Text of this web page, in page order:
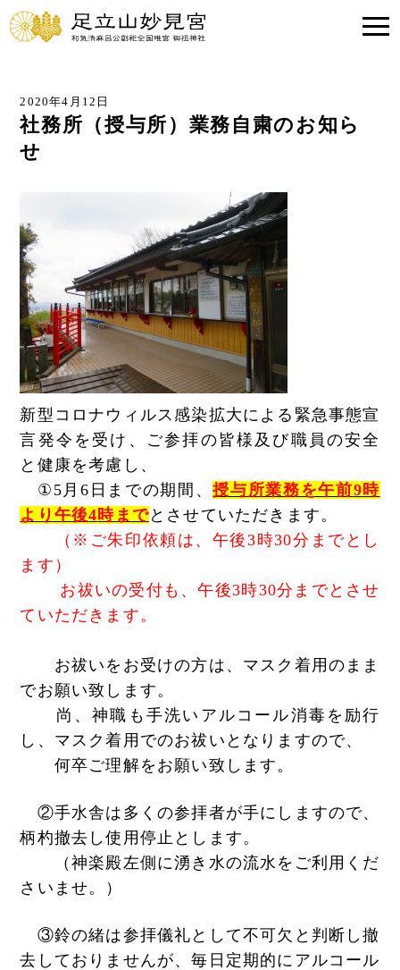
2020年4月12日
社務所（授与所）業務自粛のお知ら
せ
新型コロナウィルス感染拡大による緊急事態宣
言発令を受け、ご参拝の皆様及び職員の安全
と健康を考慮し、
①5 月6 日までの期間、授与所業務を午前9時
より午後4時までとさせていただきます。
（※ご朱印依頼は、午後3時30分までとし
ます）
お祓いの受付も、午後3時30分までとさせ
ていただきます。
お祓いをお受けの方は、マスク着用のまま
でお願い致します。
尚、神職も手洗いアルコール消毒を励行
し、マスク着用でのお祓いとなりますので、
何卒ご理解をお願い致します。
②手水舎は多くの参拝者が手にしますので、
柄杓撤去し使用停止とします。
（神楽殿左側に湧き水の流水をご利用くだ
さいませ。）
③鈴の緒は参拝儀礼として不可欠と判断し撤
去しておりませんが、毎日定期的にアルコール